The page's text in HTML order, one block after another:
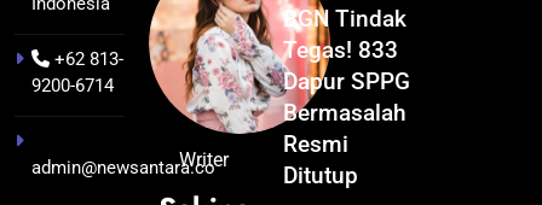
+62 813-
9200-6714
admin@newsantara.co
Writer
Pontianak
dalam Peta
Kolonial
Awal Abad
hingga
Festival
Budaya
Khatulistiwa
2026
Terselenggara
Sukses,
BGN Tindak
Tegas! 833
Dapur SPPG
Bermasalah
Resmi
Ditutup